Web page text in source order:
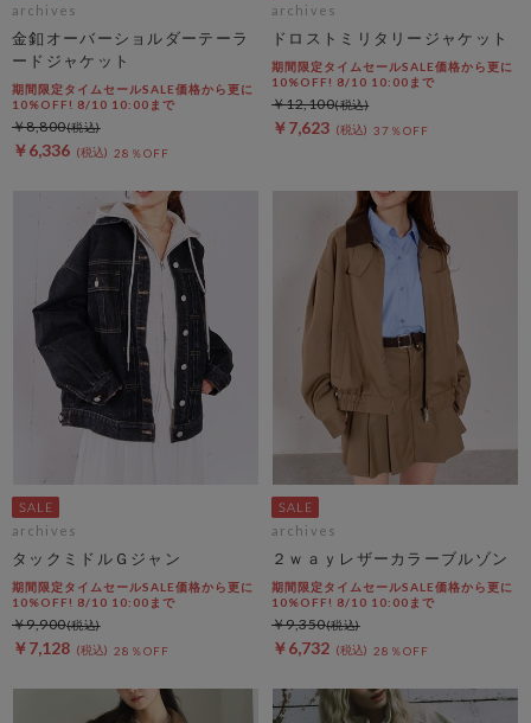
archives
金釦オーバーショルダーテーラ
ードジャケット
期間限定タイムセールSALE価格から更に
10%OFF! 8/10 10:00まで
￥6,336 28％OFF
￥8,800
archives
ドロストミリタリージャケット
期間限定タイムセールSALE価格から更に
10%OFF! 8/10 10:00まで
￥7,623 37％OFF
￥12,100
archives
タックミドルＧジャン
期間限定タイムセールSALE価格から更に
10%OFF! 8/10 10:00まで
￥7,128 28％OFF
￥9,900
archives
２ｗａｙレザーカラーブルゾン
期間限定タイムセールSALE価格から更に
10%OFF! 8/10 10:00まで
￥6,732 28％OFF
￥9,350